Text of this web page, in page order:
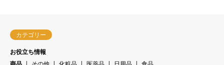
カテゴリー
お役立ち情報